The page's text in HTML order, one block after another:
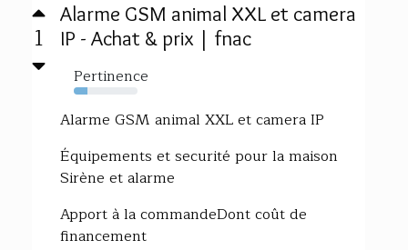
1
Alarme GSM animal XXL et camera
IP - Achat & prix | fnac
Pertinence
21%
Alarme GSM animal XXL et camera IP
Équipements et securité pour la maison
Sirène et alarme
Apport à la commandeDont coût de
financement